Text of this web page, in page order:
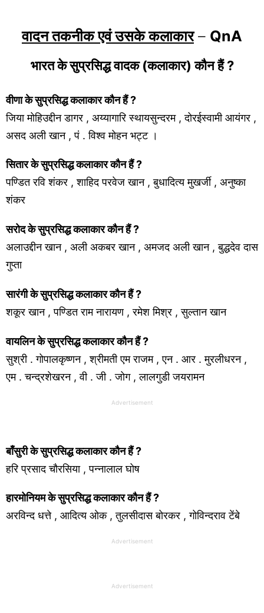
वादन तकनीक एवं उसके कलाकार– QnA
भारत के सुप्रसिद्ध वादक (कलाकार) कौन हैं ?
वीणा के सुप्रसिद्ध कलाकार कौन हैं ?
जिया मोहिउद्दीन डागर , अय्यागारि स्थायसुन्दरम , दोरईस्वामी आयंगर ,
असद अली खान , पं . विश्व मोहन भट्ट ।
सितार के सुप्रसिद्ध कलाकार कौन हैं ?
पण्डित रवि शंकर , शाहिद परवेज खान , बुधादित्य मुखर्जी , अनुष्का
शंकर
सरोद के सुप्रसिद्ध कलाकार कौन हैं ?
अलाउद्दीन खान , अली अकबर खान , अमजद अली खान , बुद्धदेव दास
गुप्ता
सारंगी के सुप्रसिद्ध कलाकार कौन हैं ?
शकूर खान , पण्डित राम नारायण , रमेश मिश्र , सुल्तान खान
वायलिन के सुप्रसिद्ध कलाकार कौन हैं ?
सुश्री . गोपालकृष्णन , श्रीमती एम राजम , एन . आर . मुरलीधरन ,
एम . चन्द्रशेखरन , वी . जी . जोग , लालगुडी जयरामन
Advertisement
बाँसुरी के सुप्रसिद्ध कलाकार कौन हैं ?
हरि प्रसाद चौरसिया , पन्नालाल घोष
हारमोनियम के सुप्रसिद्ध कलाकार कौन हैं ?
अरविन्द धत्ते , आदित्य ओक , तुलसीदास बोरकर , गोविन्दराव टेंबे
Advertisement
Advertisement